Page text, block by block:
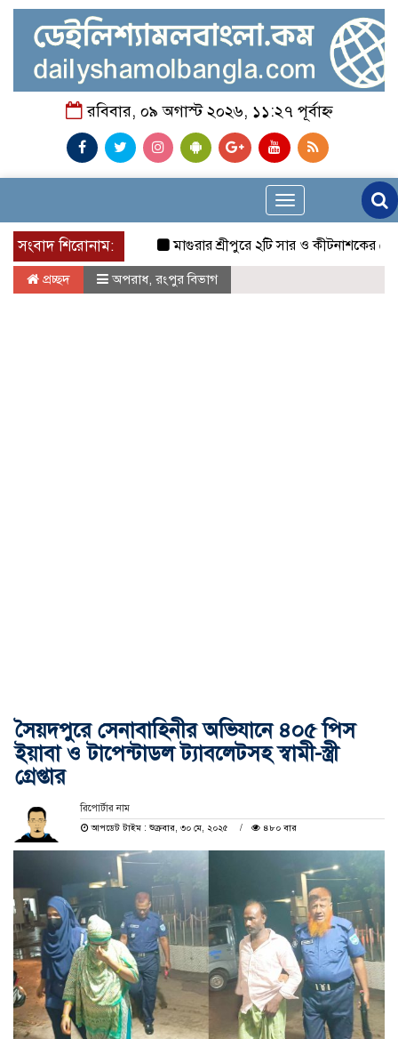
রবিবার, ০৯ অগাস্ট ২০২৬, ১১:২৭ পূর্বাহ্ন
Toggle
navigation
সংবাদ শিরোনাম:
মাগুরার শ্রীপুরে ২টি সার ও কীটনাশকের দোকানে
প্রচ্ছদ অপরাধ, রংপুর বিভাগ
সৈয়দপুরে সেনাবাহিনীর অভিযানে ৪০৫ পিস
ইয়াবা ও টাপেন্টাডল ট্যাবলেটসহ স্বামী-স্ত্রী
গ্রেপ্তার
রিপোর্টার নাম
আপডেট টাইম : শুক্রবার, ৩০ মে, ২০২৫
৪৮০ বার